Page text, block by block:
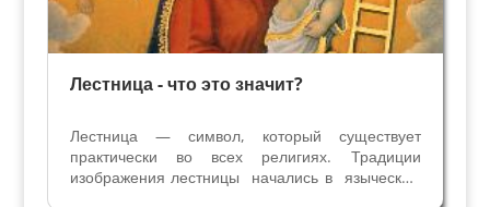
Лестница - что это значит?
Лестница — символ, который существует
практически во всех религиях. Традиции
изображения лестницы начались в языческом